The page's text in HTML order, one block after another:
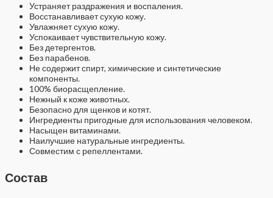
Устраняет раздражения и воспаления.
Восстанавливает сухую кожу.
Увлажняет сухую кожу.
Успокаивает чувствительную кожу.
Без детергентов.
Без парабенов.
Не содержит спирт, химические и синтетические
компоненты.
100% биорасщепление.
Нежный к коже животных.
Безопасно для щенков и котят.
Ингредиенты пригодные для использования человеком.
Насыщен витаминами.
Наилучшие натуральные ингредиенты.
Совместим с репеллентами.
Состав